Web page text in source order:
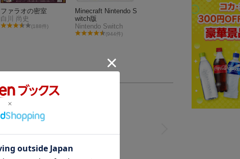
ファラオの密室
白川 尚史
(188件)
Minecraft Nintendo S
witch版
Nintendo Switch
(944件)
Nintendo Switch Joy-
Con(L) ネオンブルー/
(R) ネオンレッド
ナン
ァミ
号